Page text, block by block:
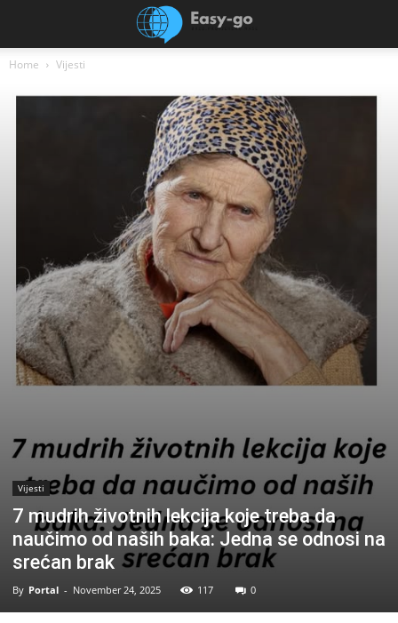
Home Vijesti
Vijesti
7 mudrih životnih lekcija koje treba da
naučimo od naših baka: Jedna se odnosi na
srećan brak
By Portal - November 24, 2025 117 0